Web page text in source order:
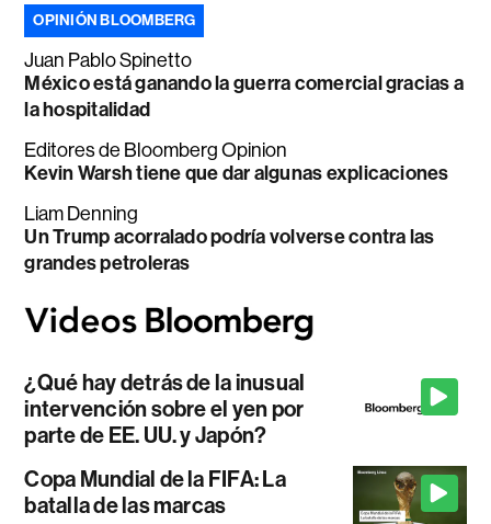
OPINIÓN BLOOMBERG
Juan Pablo Spinetto
México está ganando la guerra comercial gracias a
la hospitalidad
Editores de Bloomberg Opinion
Kevin Warsh tiene que dar algunas explicaciones
Liam Denning
Un Trump acorralado podría volverse contra las
grandes petroleras
¿Qué hay detrás de la inusual
intervención sobre el yen por
parte de EE. UU. y Japón?
Copa Mundial de la FIFA: La
batalla de las marcas